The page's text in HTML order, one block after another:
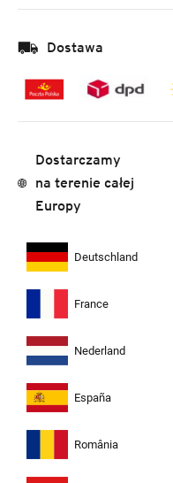
Dostawa
Dostarczamy
na terenie całej
Europy
Deutschland
France
Nederland
España
România